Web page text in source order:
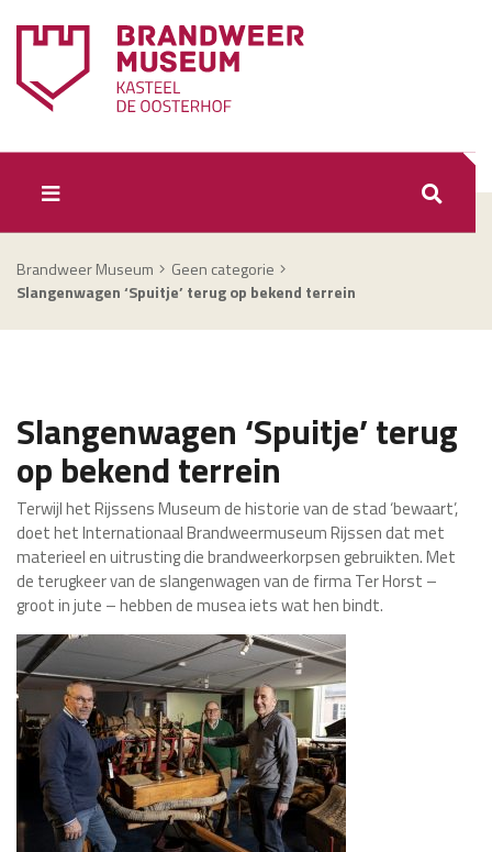
ZOEKEN
Brandweer Museum
Geen categorie
Slangenwagen ‘Spuitje’ terug op bekend terrein
Slangenwagen ‘Spuitje’ terug
op bekend terrein
Terwijl het Rijssens Museum de historie van de stad ‘bewaart’,
doet het Internationaal Brandweermuseum Rijssen dat met
materieel en uitrusting die brandweerkorpsen gebruikten. Met
de terugkeer van de slangenwagen van de firma Ter Horst –
groot in jute – hebben de musea iets wat hen bindt.